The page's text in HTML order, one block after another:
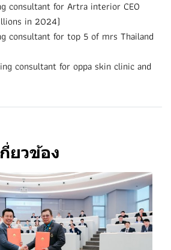
consultant for Artra interior CEO
in 2024)
consultant for top 5 of mrs Thailand
consultant for oppa skin clinic and
ยวข้อง